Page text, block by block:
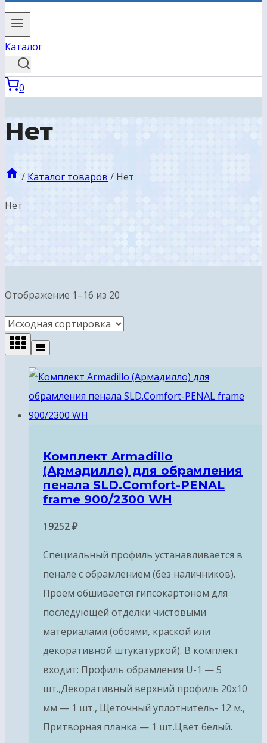
Каталог
0
Нет
/ Каталог товаров / Нет
Нет
Отображение 1–16 из 20
Комплект Armadillo
(Армадилло) для обрамления
пенала SLD.Comfort-PENAL
frame 900/2300 WH
19252₽
Специальный профиль устанавливается в
пенале с обрамлением (без наличников).
Проем обшивается гипсокартоном для
последующей отделки чистовыми
материалами (обоями, краской или
декоративной штукатуркой). В комплект
входит: Профиль обрамления U-1 — 5
шт.,Декоративный верхний профиль 20х10
мм — 1 шт., Щеточный уплотнитель- 12 м.,
Притворная планка — 1 шт.Цвет белый.